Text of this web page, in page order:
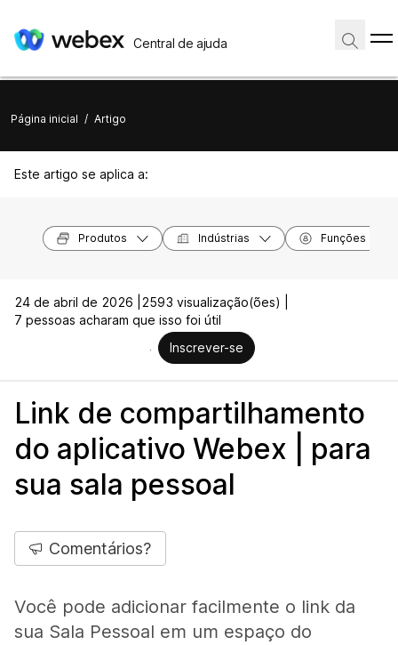
Central de ajuda
Página inicial / Artigo
Este artigo se aplica a:
Produtos Indústrias Funções
24 de abril de 2026 |
2593 visualização(ões) |
7 pessoas acharam que isso foi útil
Inscrever-se
Link de compartilhamento
do aplicativo Webex | para
sua sala pessoal
Comentários?
Você pode adicionar facilmente o link da
sua Sala Pessoal em um espaço do